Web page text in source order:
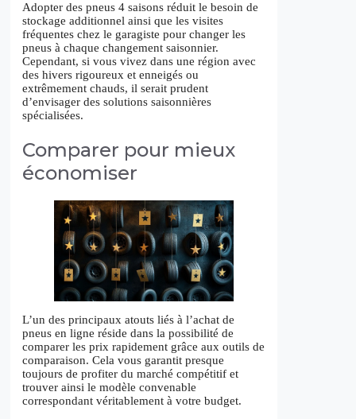
Adopter des pneus 4 saisons réduit le besoin de
stockage additionnel ainsi que les visites
fréquentes chez le garagiste pour changer les
pneus à chaque changement saisonnier.
Cependant, si vous vivez dans une région avec
des hivers rigoureux et enneigés ou
extrêmement chauds, il serait prudent
d’envisager des solutions saisonnières
spécialisées.
Comparer pour mieux
économiser
L’un des principaux atouts liés à l’achat de
pneus en ligne réside dans la possibilité de
comparer les prix rapidement grâce aux outils de
comparaison. Cela vous garantit presque
toujours de profiter du marché compétitif et
trouver ainsi le modèle convenable
correspondant véritablement à votre budget.